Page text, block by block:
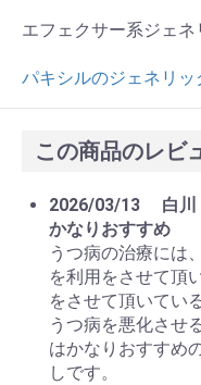
エフェクサー系ジェネ
パキシルのジェネリッ
この商品のレビ
2026/03/13 白川
かなりおすすめ
うつ病の治療には
を利用をさせて頂
をさせて頂いてい
うつ病を悪化させ
はかなりおすすめ
しです。